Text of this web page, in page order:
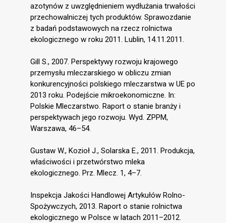
azotynów z uwzględnieniem wydłużania trwałości
przechowalniczej tych produktów. Sprawozdanie
z badań podstawowych na rzecz rolnictwa
ekologicznego w roku 2011. Lublin, 14.11.2011.
Gill S., 2007. Perspektywy rozwoju krajowego
przemysłu mleczarskiego w obliczu zmian
konkurencyjności polskiego mleczarstwa w UE po
2013 roku. Podejście mikroekonomiczne. In:
Polskie Mleczarstwo. Raport o stanie branży i
perspektywach jego rozwoju. Wyd. ZPPM,
Warszawa, 46–54.
Gustaw W., Kozioł J., Solarska E., 2011. Produkcja,
właściwości i przetwórstwo mleka
ekologicznego. Prz. Mlecz. 1, 4–7.
Inspekcja Jakości Handlowej Artykułów Rolno-
Spożywczych, 2013. Raport o stanie rolnictwa
ekologicznego w Polsce w latach 2011–2012.